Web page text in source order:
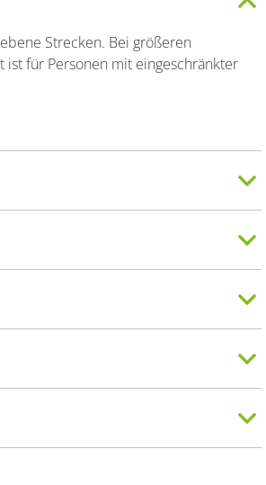
Strecken. Bei größeren
für Personen mit eingeschränkter